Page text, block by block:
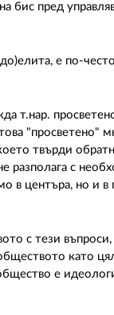
бис пред
е по-
т.нар.
"просветено"
твърди
разполага с
в центъра, но и в
с тези
като
е